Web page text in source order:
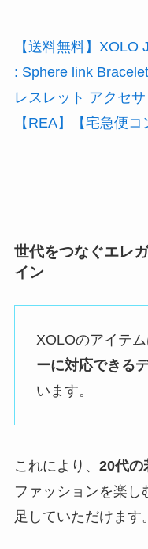
【送料無料】
: Sphere link
レスレット アクセ
【REA】【宅急便コ
世代をつなぐエレ
イン
XOLOのアイテム
ーに対応できる
います。
これにより、 20代の
ファッションを楽し
足していただけます。